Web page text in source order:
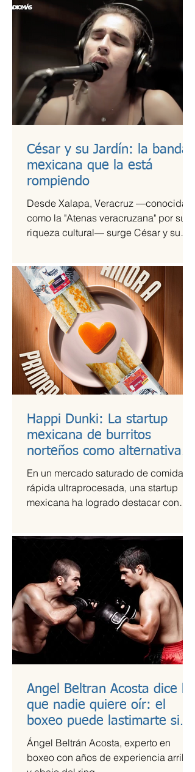
de vanguardia.
César y su Jardín: la banda
mexicana que la está
rompiendo
Desde Xalapa, Veracruz —conocida
como la "Atenas veracruzana" por su
riqueza cultural— surge César y su
en la escena de la música de fusión.
Happi Dunki: La startup
mexicana de burritos
norteños como alternativa
nutritiva
En un mercado saturado de comida
rápida ultraprocesada, una startup
mexicana ha logrado destacar con
marca de burritos norteños creada por
la emprendedora Camila García-
Castells, que combina tradición
culinaria con innovación y conciencia
nutricional.
Angel Beltran Acosta dice lo
que nadie quiere oír: el
boxeo puede lastimarte si
no te cuidas
Ángel Beltrán Acosta, experto en
boxeo con años de experiencia arriba